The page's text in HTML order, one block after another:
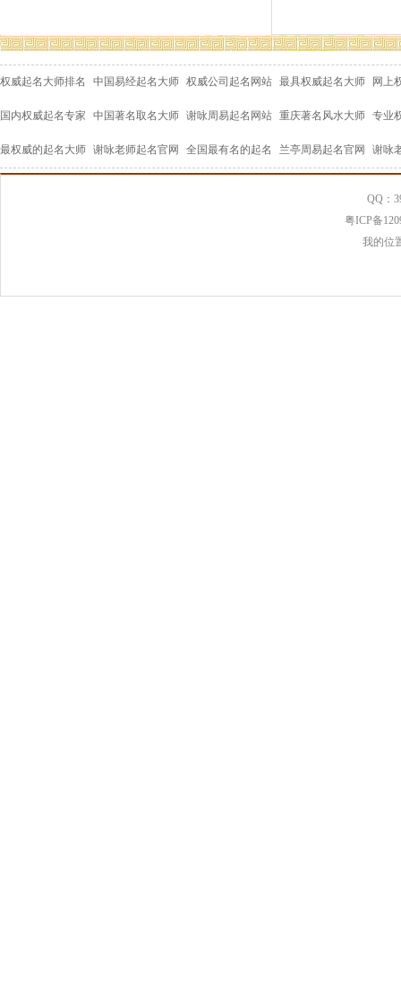
权威起名大师排名 中国易经起名大师 权威公司起名网站 最具权威起名大师 网上
国内权威起名专家 中国著名取名大师 谢咏周易起名网站 重庆著名风水大师 专业
最权威的起名大师 谢咏老师起名官网 全国最有名的起名 兰亭周易起名官网 谢咏
QQ：
粤ICP备
我的位